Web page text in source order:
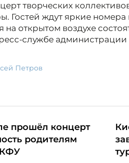
творческих
Гостей ждут яркие
открытом воздухе
службе администрации
Петров
прошёл концерт
родителям